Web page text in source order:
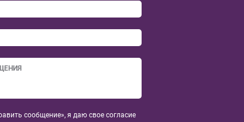
сообщение», я даю свое согласие